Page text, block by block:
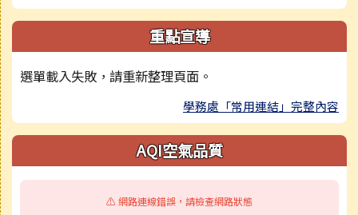
重點宣導
選單載入失敗，請重新整理頁面。
學務處「常用連結」完整內容
AQI空氣品質
⚠️ 網路連線錯誤，請檢查網路狀態